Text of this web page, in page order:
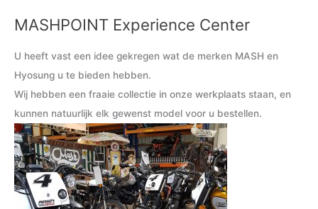
MASHPOINT Experience Center
U heeft vast een idee gekregen wat de merken MASH en
Hyosung u te bieden hebben.
Wij hebben een fraaie collectie in onze werkplaats staan, en
kunnen natuurlijk elk gewenst model voor u bestellen.